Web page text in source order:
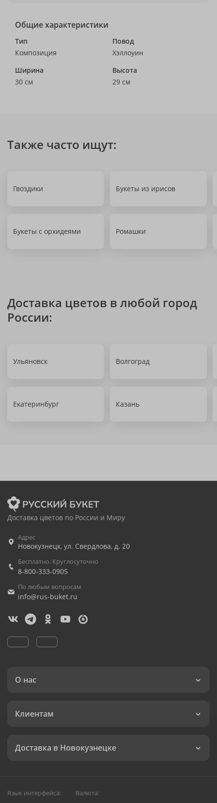
Общие характеристики
Тип
Композиция
Повод
Хэллоуин
Ширина
30 см
Высота
29 см
Также часто ищут:
Гвоздики Букеты из ирисов
Букеты с орхидеями Ромашки
Доставка цветов в любой город
России:
Ульяновск Волгоград
Екатеринбург Казань
Доставка цветов по России и Миру
Адрес
Новокузнецк, ул. Свердлова, д. 20
Бесплатно. Круглосуточно
8-800-333-0905
По любым вопросам
info@rus-buket.ru
О нас
Клиентам
Доставка в Новокузнецке
Язык интерфейса: Валюта: